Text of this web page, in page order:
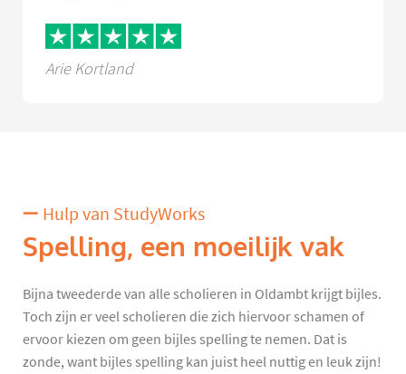
Arie Kortland
Hulp van StudyWorks
Spelling, een moeilijk vak
Bijna tweederde van alle scholieren in Oldambt krijgt bijles.
Toch zijn er veel scholieren die zich hiervoor schamen of
ervoor kiezen om geen bijles spelling te nemen. Dat is
zonde, want bijles spelling kan juist heel nuttig en leuk zijn!